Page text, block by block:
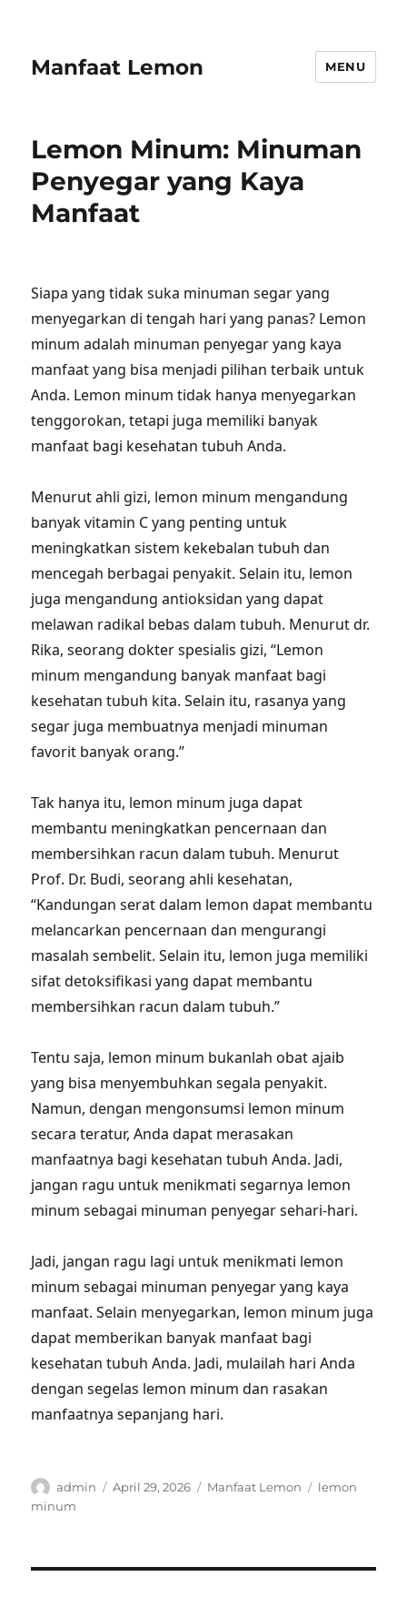
Manfaat Lemon MENU
Lemon Minum: Minuman
Penyegar yang Kaya
Manfaat
Siapa yang tidak suka minuman segar yang
menyegarkan di tengah hari yang panas? Lemon
minum adalah minuman penyegar yang kaya
manfaat yang bisa menjadi pilihan terbaik untuk
Anda. Lemon minum tidak hanya menyegarkan
tenggorokan, tetapi juga memiliki banyak
manfaat bagi kesehatan tubuh Anda.
Menurut ahli gizi, lemon minum mengandung
banyak vitamin C yang penting untuk
meningkatkan sistem kekebalan tubuh dan
mencegah berbagai penyakit. Selain itu, lemon
juga mengandung antioksidan yang dapat
melawan radikal bebas dalam tubuh. Menurut dr.
Rika, seorang dokter spesialis gizi, “Lemon
minum mengandung banyak manfaat bagi
kesehatan tubuh kita. Selain itu, rasanya yang
segar juga membuatnya menjadi minuman
favorit banyak orang.”
Tak hanya itu, lemon minum juga dapat
membantu meningkatkan pencernaan dan
membersihkan racun dalam tubuh. Menurut
Prof. Dr. Budi, seorang ahli kesehatan,
“Kandungan serat dalam lemon dapat membantu
melancarkan pencernaan dan mengurangi
masalah sembelit. Selain itu, lemon juga memiliki
sifat detoksifikasi yang dapat membantu
membersihkan racun dalam tubuh.”
Tentu saja, lemon minum bukanlah obat ajaib
yang bisa menyembuhkan segala penyakit.
Namun, dengan mengonsumsi lemon minum
secara teratur, Anda dapat merasakan
manfaatnya bagi kesehatan tubuh Anda. Jadi,
jangan ragu untuk menikmati segarnya lemon
minum sebagai minuman penyegar sehari-hari.
Jadi, jangan ragu lagi untuk menikmati lemon
minum sebagai minuman penyegar yang kaya
manfaat. Selain menyegarkan, lemon minum juga
dapat memberikan banyak manfaat bagi
kesehatan tubuh Anda. Jadi, mulailah hari Anda
dengan segelas lemon minum dan rasakan
manfaatnya sepanjang hari.
Author
admin
Posted
April 29, 2026 Categories
Manfaat Lemon Tags
lemon
minum